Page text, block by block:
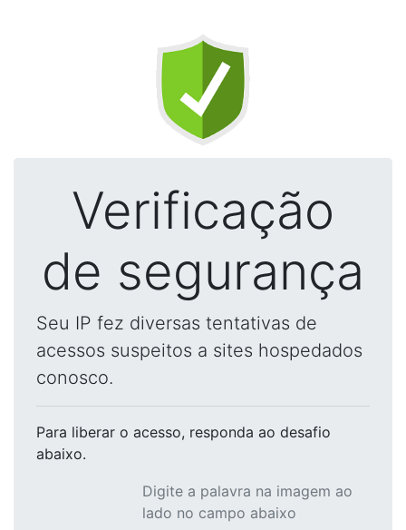
Verificação
de segurança
Seu IP fez diversas tentativas de
acessos suspeitos a sites hospedados
conosco.
Para liberar o acesso, responda ao desafio
abaixo.
Digite a palavra na imagem ao
lado no campo abaixo